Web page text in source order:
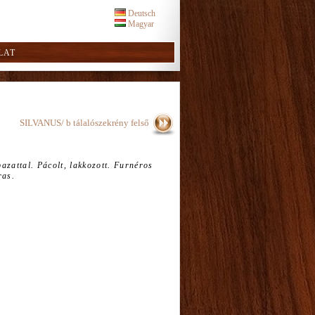
Deutsch
Magyar
SILVANUS/ b tálalószekrény felső
Pácolt, lakkozott. Furnéros